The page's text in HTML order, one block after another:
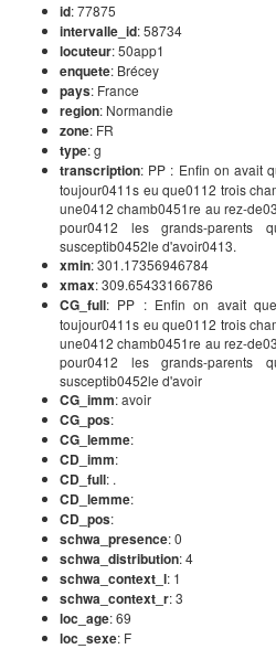
id: 77875
intervalle_id: 58734
locuteur: 50app1
enquete: Brécey
pays: France
region: Normandie
zone: FR
type: g
transcription: PP : Enfin on avait
toujour0411s eu que0112 trois
une0412 chamb0451re au rez-
pour0412 les grands-parents
susceptib0452le d'avoir0413.
xmin: 301.17356946784
xmax: 309.65433166786
CG_full: PP : Enfin on avait
toujour0411s eu que0112 trois
une0412 chamb0451re au rez-
pour0412 les grands-parents
susceptib0452le d'avoir
CG_imm: avoir
CG_pos:
CG_lemme:
CD_imm:
CD_full: .
CD_lemme:
CD_pos:
schwa_presence: 0
schwa_distribution: 4
schwa_context_l: 1
schwa_context_r: 3
loc_age: 69
loc_sexe: F